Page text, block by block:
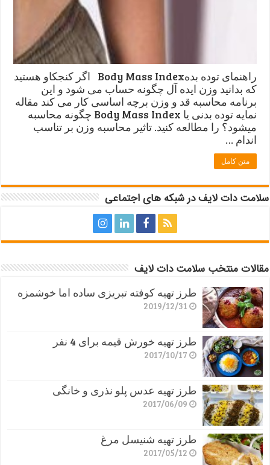
راهنمای توده بدهBody Mass Index اگر کنجکاو هستید
که بدانید وزن ایده آل چگونه حساب می شود و این
برنامه محاسبه قد و وزن برچه اساسی کار می کند مقاله
نمایه توده بدنی یا Body Mass Index ﭼﮕﻮﻧﻪ ﻣﺤﺎﺳﺒﻪ
ﻣﯿﺸﻮﺩ؟ را مطالعه کنید. تاثیر محاسبه وزن بر تناسب
اندام …
متن کامل
سلامت دات لایف در شبکه های اجتماعی
مقالات منتخب سلامت دات لایف
طرز تهیه کوفته تبریزی ساده اما خوشمزه
2019/12/31
طرز تهیه خورش قیمه برای 4 نفر
2017/10/17
طرز تهیه عدس پلو نذری و خانگی
2017/06/09
طرز تهیه شنیسل مرغ
2017/05/12